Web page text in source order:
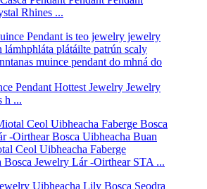
Rhines ...
Pendant Hottest Jewelry Jewelry
h ...
Ceol Uibheacha Faberge
Bosca Jewelry Lár -Oirthear STA ...